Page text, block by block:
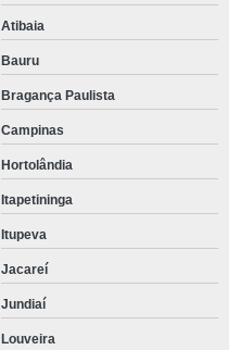
Atibaia
Bauru
Bragança Paulista
Campinas
Hortolândia
Itapetininga
Itupeva
Jacareí
Jundiaí
Louveira